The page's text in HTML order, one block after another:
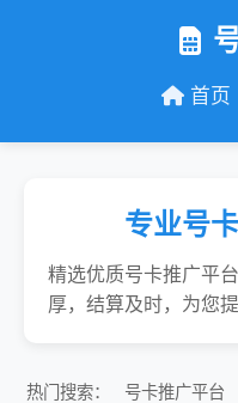
首页
专业号
精选优质号卡推广平
厚，结算及时，为您
热门搜索： 号卡推广平台